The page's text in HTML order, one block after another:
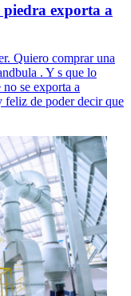
exporta a
Quiero comprar una
. Y s que lo
se exporta a
feliz de poder decir que